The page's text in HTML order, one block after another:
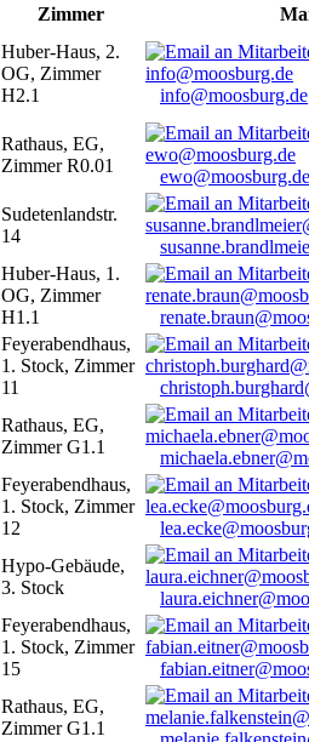
Zimmer
Huber-Haus, 2.
OG, Zimmer
H2.1
info@moosburg.de
Rathaus, EG,
Zimmer R0.01
ewo@moosburg.de
Sudetenlandstr.
14
Huber-Haus, 1.
OG, Zimmer
H1.1
Feyerabendhaus,
1. Stock, Zimmer
11
Rathaus, EG,
Zimmer G1.1
Feyerabendhaus,
1. Stock, Zimmer
12
Hypo-Gebäude,
3. Stock
Feyerabendhaus,
1. Stock, Zimmer
15
Rathaus, EG,
Zimmer G1.1